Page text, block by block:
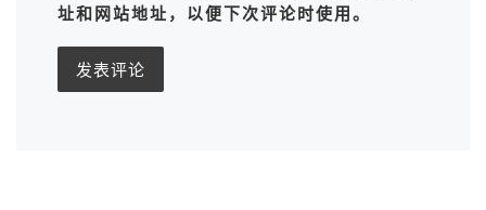
址和网站地址，以便下次评论时使用。